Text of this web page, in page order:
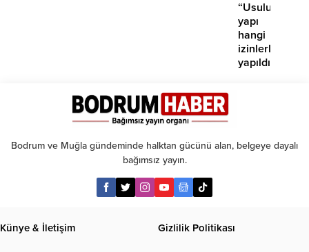
“Usuluk’taki
yapı
hangi
izinlerle
yapıldı?”
Bodrum ve Muğla gündeminde halktan gücünü alan, belgeye dayalı
bağımsız yayın.
Künye & İletişim Gizlilik Politikası